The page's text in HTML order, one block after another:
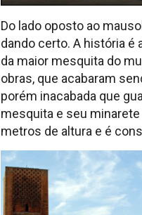
Do lado oposto ao
dando certo. A história
da maior mesquita do
obras, que acabaram
porém inacabada que
mesquita e seu
metros de altura e é